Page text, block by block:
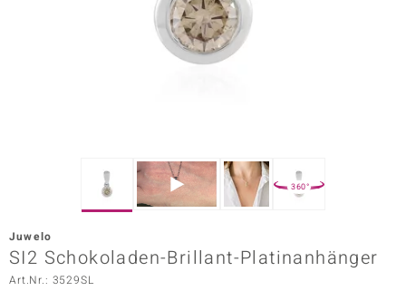
Vogue
360°
Juwelo
SI2 Schokoladen-Brillant-Platinanhänger
Art.Nr.: 3529SL